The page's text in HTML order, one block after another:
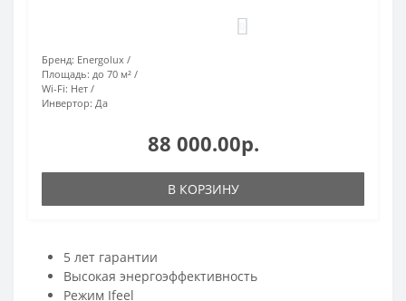
Бренд: Energolux
Площадь: до 70 м²
Wi-Fi: Нет
Инвертор: Да
88 000.00р.
В КОРЗИНУ
5 лет гарантии
Высокая энергоэффективность
Режим Ifeel